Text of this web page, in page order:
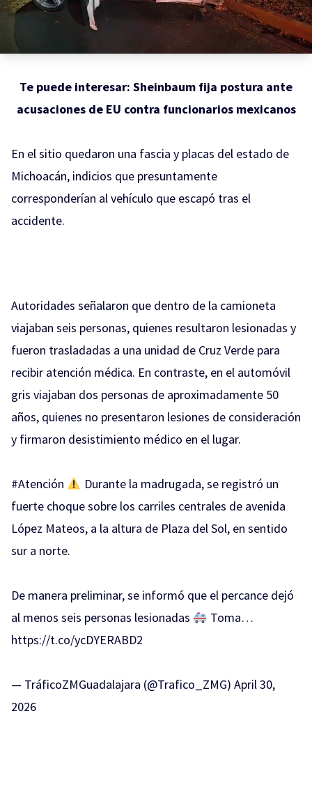
Te puede interesar: Sheinbaum fija postura ante
acusaciones de EU contra funcionarios mexicanos
En el sitio quedaron una fascia y placas del estado de
Michoacán, indicios que presuntamente
corresponderían al vehículo que escapó tras el
accidente.
Autoridades señalaron que dentro de la camioneta
viajaban seis personas, quienes resultaron lesionadas y
fueron trasladadas a una unidad de Cruz Verde para
recibir atención médica. En contraste, en el automóvil
gris viajaban dos personas de aproximadamente 50
años, quienes no presentaron lesiones de consideración
y firmaron desistimiento médico en el lugar.
#Atención
Durante la madrugada, se registró un
fuerte choque sobre los carriles centrales de avenida
López Mateos, a la altura de Plaza del Sol, en sentido
sur a norte.
De manera preliminar, se informó que el percance dejó
al menos seis personas lesionadas
Toma…
https://t.co/ycDYERABD2
— TráficoZMGuadalajara (@Trafico_ZMG) April 30,
2026